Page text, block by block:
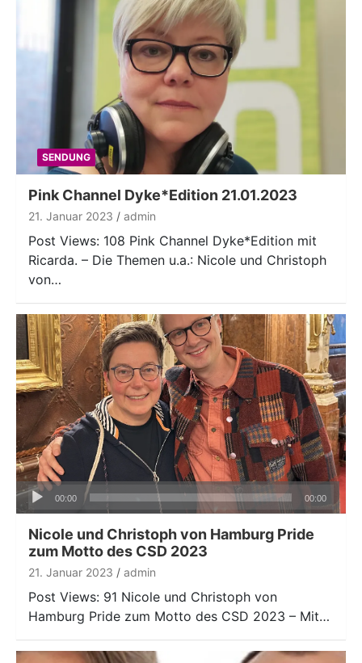
SENDUNG
Pink Channel Dyke*Edition 21.01.2023
21. Januar 2023 admin
Post Views: 108 Pink Channel Dyke*Edition mit
Ricarda. – Die Themen u.a.: Nicole und Christoph
von…
Audio-
Player
00:00 00:00
Nicole und Christoph von Hamburg Pride
zum Motto des CSD 2023
21. Januar 2023 admin
Post Views: 91 Nicole und Christoph von
Hamburg Pride zum Motto des CSD 2023 – Mit…